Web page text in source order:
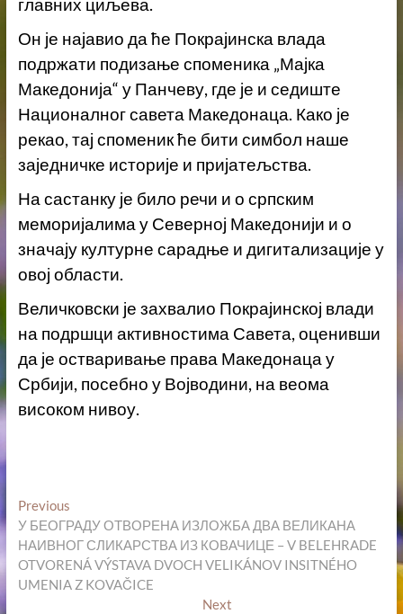
главних циљева.
Он је најавио да ће Покрајинска влада
подржати подизање споменика „Мајка
Македонија“ у Панчеву, где је и седиште
Националног савета Македонаца. Како је
рекао, тај споменик ће бити симбол наше
заједничке историје и пријатељства.
На састанку је било речи и о српским
меморијалима у Северној Македонији и о
значају културне сарадње и дигитализације у
овој области.
Величковски је захвалио Покрајинској влади
на подршци активностима Савета, оценивши
да је остваривање права Македонаца у
Србији, посебно у Војводини, на веома
високом нивоу.
Кретање
чланка
PreviousPrevious
post:
У БЕОГРАДУ ОТВОРЕНА ИЗЛОЖБА ДВА ВЕЛИКАНА
НАИВНОГ СЛИКАРСТВА ИЗ КОВАЧИЦЕ – V BELEHRADE
OTVORENÁ VÝSTAVA DVOCH VELIKÁNOV INSITNÉHO
UMENIA Z KOVAČICE
Next